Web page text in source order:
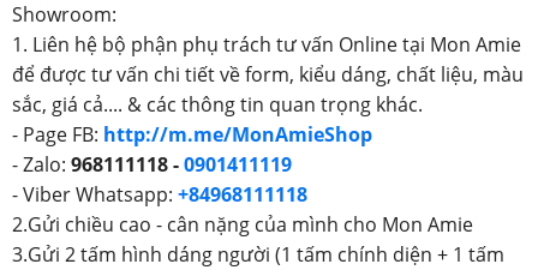
Showroom:
1. Liên hệ bộ phận phụ trách tư vấn Online tại Mon Amie
để được tư vấn chi tiết về form, kiểu dáng, chất liệu, màu
sắc, giá cả.... & các thông tin quan trọng khác.
- Page FB: http://m.me/MonAmieShop
- Zalo: 968111118 -0901411119
- Viber Whatsapp: +84968111118
2.Gửi chiều cao - cân nặng của mình cho Mon Amie
3.Gửi 2 tấm hình dáng người (1 tấm chính diện + 1 tấm